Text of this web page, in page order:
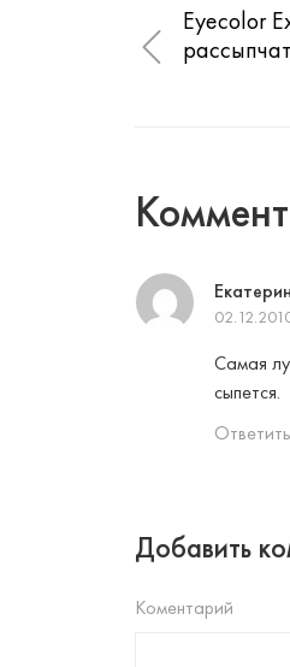
Eyecolor
Самая
сыпется.
Ответить
Добавить
Коментарий